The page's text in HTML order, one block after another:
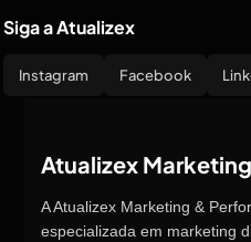
Siga a Atualizex
Instagram Facebook
Atualizex
A Atualizex Marketing &
especializada em marketing